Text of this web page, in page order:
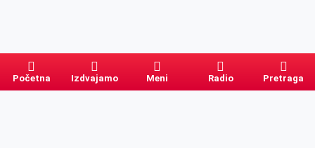
Početna Izdvajamo Meni Radio Pretraga